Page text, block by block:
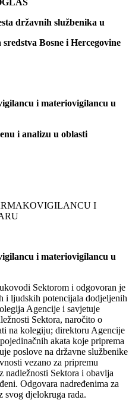
državnih službenika u
Bosne i Hercegovine
i materiovigilancu u
i analizu u oblasti
I
i materiovigilancu u
Sektorom i odgovoran je
i ljudskih potencijala dodjeljenih
Agencije i savjetuje
Sektora, naročito o
na kolegiju; direktoru Agencije
akata koje priprema
poslove na državne službenike
vezano za pripremu
nadležnosti Sektora i obavlja
Odgovara nadređenima za
svog djelokruga rada.